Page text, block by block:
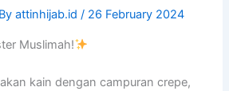
attinhijab.id/ 26 February 2024
Muslimah!
kain dengan campuran crepe,